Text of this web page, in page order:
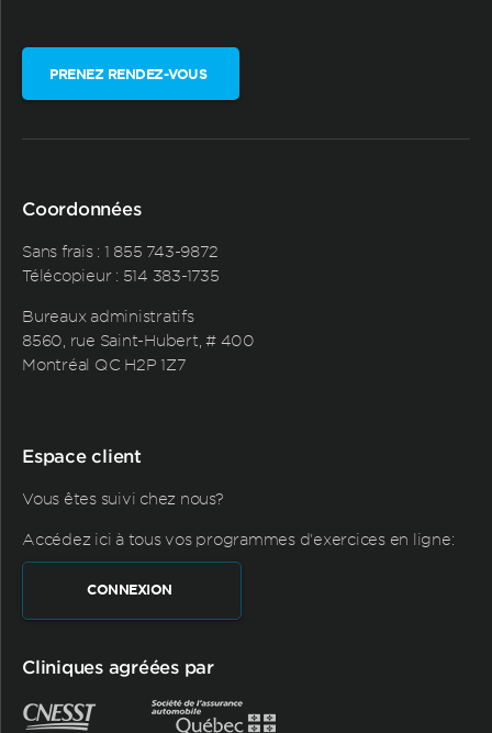
PRENEZ RENDEZ-VOUS
Coordonnées
Sans frais : 1 855 743-9872
Télécopieur : 514 383-1735
Bureaux administratifs
8560, rue Saint-Hubert, # 400
Montréal QC H2P 1Z7
Espace client
Vous êtes suivi chez nous?
Accédez ici à tous vos programmes d'exercices en ligne:
CONNEXION
Cliniques agréées par